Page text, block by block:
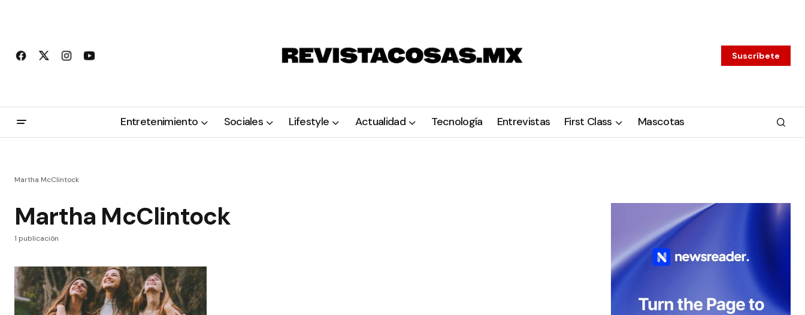
Suscríbete
Entretenimiento Sociales Lifestyle Actualidad Tecnología Entrevistas First Class Mascotas
Martha McClintock
Martha McClintock
1 publicación